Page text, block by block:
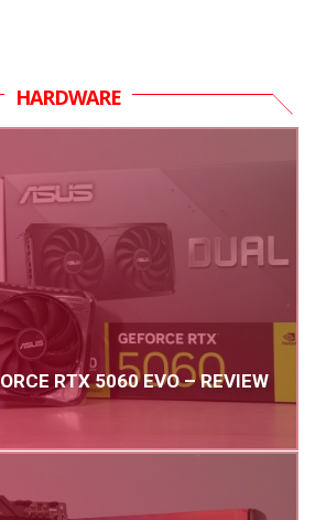
HARDWARE
RTX 5060 EVO – REVIEW